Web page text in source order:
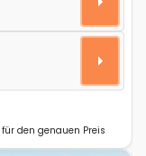
für den genauen Preis